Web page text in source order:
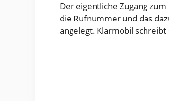
Der eigentliche Zugang
die Rufnummer und das
angelegt. Klarmobil schreibt